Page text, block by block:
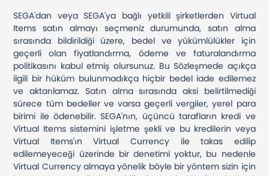
SEGA'dan veya SEGA'ya bağlı yetkili şirketlerden Virtual
Items satın almayı seçmeniz durumunda, satın alma
sırasında bildirildiği üzere, bedel ve yükümlülükler için
geçerli olan fiyatlandırma, ödeme ve faturalandırma
politikasını kabul etmiş olursunuz. Bu Sözleşmede açıkça
ilgili bir hüküm bulunmadıkça hiçbir bedel iade edilemez
ve aktarılamaz. Satın alma sırasında aksi belirtilmediği
sürece tüm bedeller ve varsa geçerli vergiler, yerel para
birimi ile ödenebilir. SEGA'nın, üçüncü tarafların kredi ve
Virtual Items sistemini işletme şekli ve bu kredilerin veya
Virtual Items'ın Virtual Currency ile takas edilip
edilemeyeceği üzerinde bir denetimi yoktur, bu nedenle
Virtual Currency almaya yönelik böyle bir yöntem sizin için